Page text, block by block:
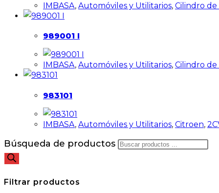
IMBASA, Automóviles y Utilitarios, Cilindro
989001 I
IMBASA, Automóviles y Utilitarios, Cilindro
983101
IMBASA, Automóviles y Utilitarios, Citroen,
Búsqueda de productos
Filtrar productos